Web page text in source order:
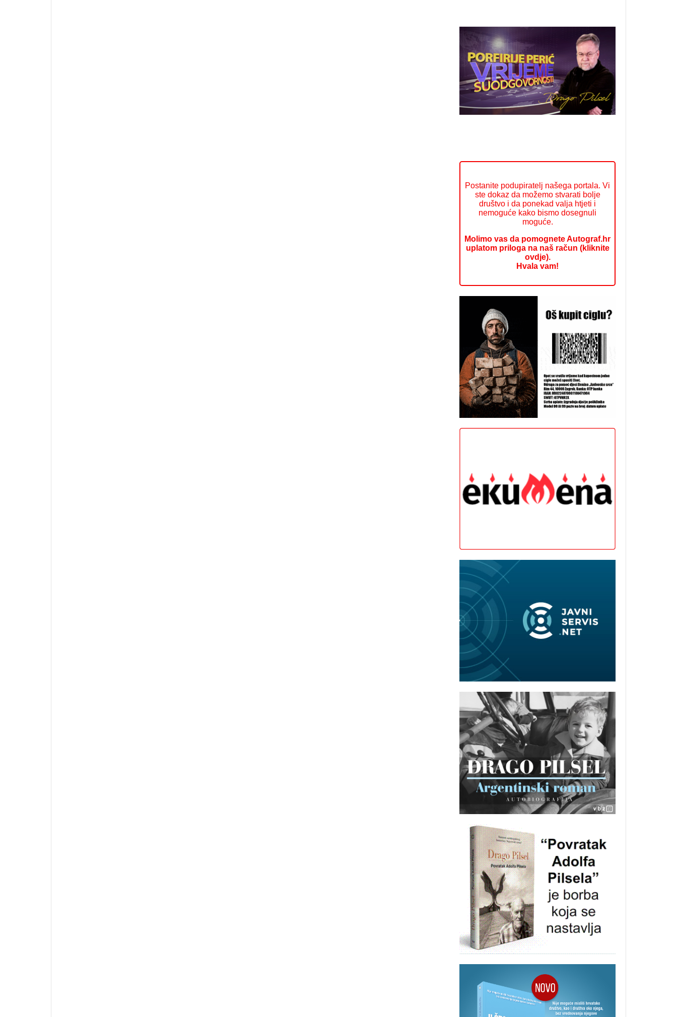
Postanite podupiratelj našega portala. Vi
ste dokaz da možemo stvarati bolje
društvo i da ponekad valja htjeti i
nemoguće kako bismo dosegnuli
moguće.
Molimo vas da pomognete Autograf.hr
uplatom priloga na naš račun (kliknite
ovdje).
Hvala vam!